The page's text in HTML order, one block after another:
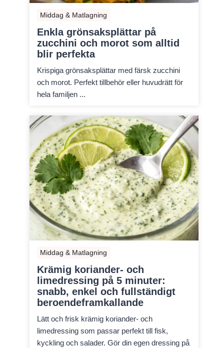
Middag & Matlagning
Enkla grönsaksplättar på
zucchini och morot som alltid
blir perfekta
Krispiga grönsaksplättar med färsk zucchini
och morot. Perfekt tillbehör eller huvudrätt för
hela familjen ...
Middag & Matlagning
Krämig koriander- och
limedressing på 5 minuter:
snabb, enkel och fullständigt
beroendeframkallande
Lätt och frisk krämig koriander- och
limedressing som passar perfekt till fisk,
kyckling och salader. Gör din egen dressing på